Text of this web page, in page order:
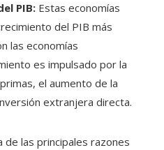
PIB: Estas economías
del PIB más
las economías
es impulsado por la
el aumento de la
extranjera directa.
de las principales razones